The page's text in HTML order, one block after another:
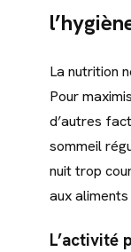
La nutrition
Pour
d’autres
sommeil
nuit trop
aux
L’activité